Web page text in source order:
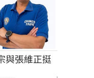
與張維正挺